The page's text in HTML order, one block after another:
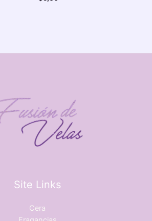
Site Links
Cera